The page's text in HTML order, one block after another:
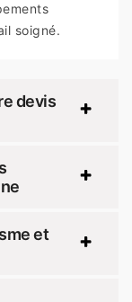
soigné.
devis
et